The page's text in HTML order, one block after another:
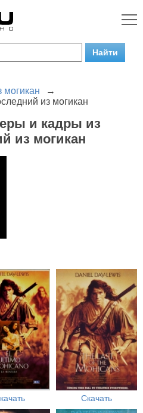
могикан
→
из могикан
и кадры из
из могикан
Скачать